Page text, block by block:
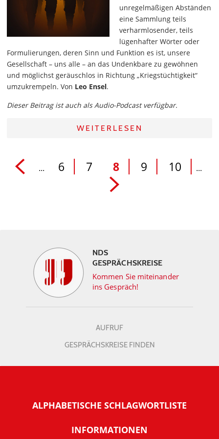
unregelmäßigen Abständen
eine Sammlung teils
verharmlosender, teils
lügenhafter Wörter oder
Formulierungen, deren Sinn und Funktion es ist, unsere
Gesellschaft – uns alle – an das Undenkbare zu gewöhnen
und möglichst geräuschlos in Richtung „Kriegstüchtigkeit“
umzukrempeln. Von Leo Ensel.
Dieser Beitrag ist auch als Audio-Podcast verfügbar.
WEITERLESEN
... 6 7 8 9 10 ...
NDS
GESPRÄCHSKREISE
Kommen Sie miteinander
ins Gespräch!
AUFRUF
GESPRÄCHSKREISE FINDEN
ALPHABETISCHE SCHLAGWORTLISTE
INFORMATIONEN